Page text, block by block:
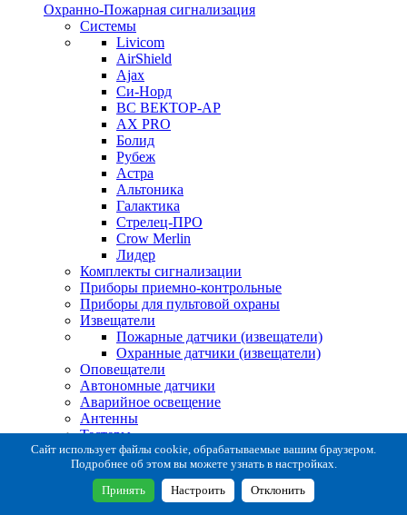
Охранно-Пожарная сигнализация
Системы
Livicom
AirShield
Ajax
Си-Норд
ВС ВЕКТОР-АР
AX PRO
Болид
Рубеж
Астра
Альтоника
Галактика
Стрелец-ПРО
Crow Merlin
Лидер
Комплекты сигнализации
Приборы приемно-контрольные
Приборы для пультовой охраны
Извещатели
Пожарные датчики (извещатели)
Охранные датчики (извещатели)
Оповещатели
Автономные датчики
Аварийное освещение
Антенны
Тестеры
Система сбора извещений
Расходные и монтажные материалы
Коробки коммутационные
Кронштейны для извещателей
Сайт использует файлы cookie, обрабатываемые вашим браузером.
Подробнее об этом вы можете узнать в настройках.
Принять Настроить Отклонить